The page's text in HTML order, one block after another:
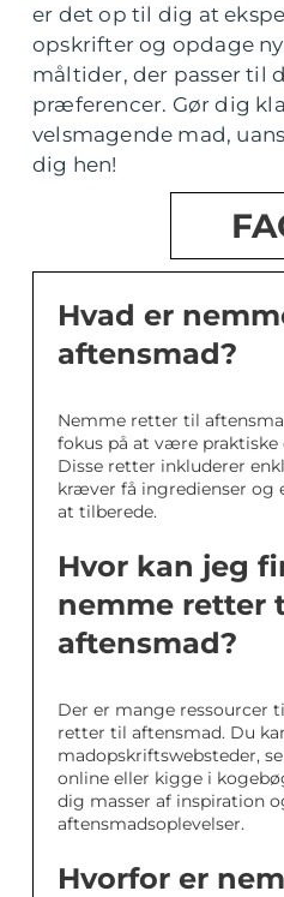
er det op til dig at
opskrifter og opdage
måltider, der passer til
præferencer. Gør dig
velsmagende mad,
dig hen!
Hvad er
aftensmad?
Nemme retter til
fokus på at være praktiske
Disse retter inkluderer
kræver få ingredienser og
at tilberede.
Hvor kan jeg
nemme retter
aftensmad?
Der er mange ressourcer
retter til aftensmad. Du
madopskriftswebsteder,
online eller kigge i
dig masser af inspiration
aftensmadsoplevelser.
Hvorfor er